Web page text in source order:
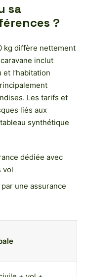
sa
?
kg diffère nettement
inclut
l’habitation
Les tarifs et
liés aux
synthétique
dédiée avec
vol
une assurance